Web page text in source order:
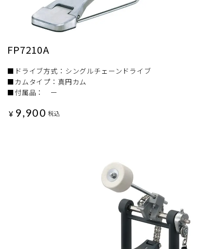
FP7210A
■ドライブ方式：シングルチェーンドライブ
■カムタイプ：真円カム
■付属品： ー
¥ 9,900 税込